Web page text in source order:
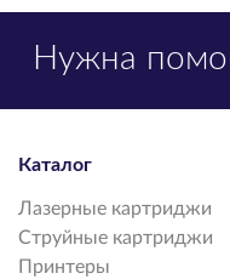
Нужна
Каталог
Лазерные картриджи
Струйные картриджи
Принтеры